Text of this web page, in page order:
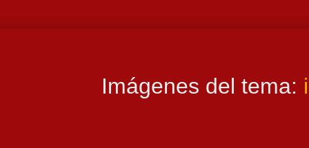
Imágenes del tema: